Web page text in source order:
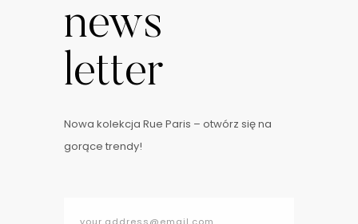
news
letter
Nowa kolekcja Rue Paris – otwórz się na
gorące trendy!